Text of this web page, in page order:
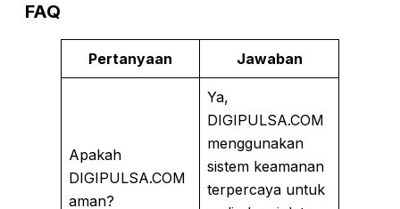
FAQ
Pertanyaan Jawaban
Apakah
DIGIPULSA.COM
aman?
Ya,
DIGIPULSA.COM
menggunakan
sistem keamanan
terpercaya untuk